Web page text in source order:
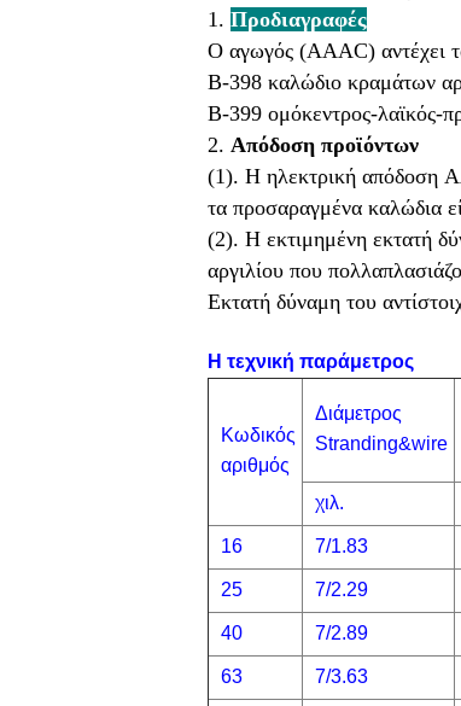
1. Προδιαγραφές
Ο αγωγός (AAAC) αντέχει
Β-398 καλώδιο κραμάτων
Β-399 ομόκεντρος-λαϊκός-
2. Απόδοση προϊόντων
(1). Η ηλεκτρική απόδοση
τα προσαραγμένα καλώδια
(2). Η εκτιμημένη εκτατή
αργιλίου που
Εκτατή δύναμη του
Η τεχνική παράμετρος
Κωδικός
αριθμός
Διάμετρος
Stranding&wire
χιλ.
16 7/1.83
25 7/2.29
40 7/2.89
63 7/3.63